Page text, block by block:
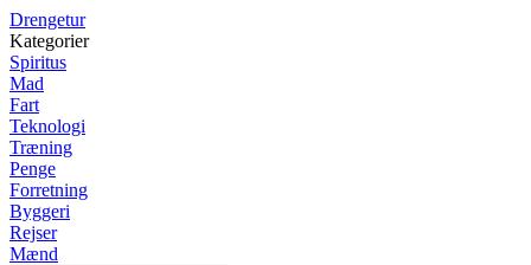
Drengetur
Kategorier
Spiritus
Mad
Fart
Teknologi
Træning
Penge
Forretning
Byggeri
Rejser
Mænd